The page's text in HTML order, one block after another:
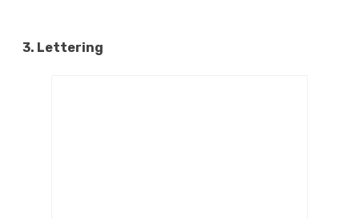
3. Lettering